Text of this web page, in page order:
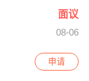
面议
08-06
申请